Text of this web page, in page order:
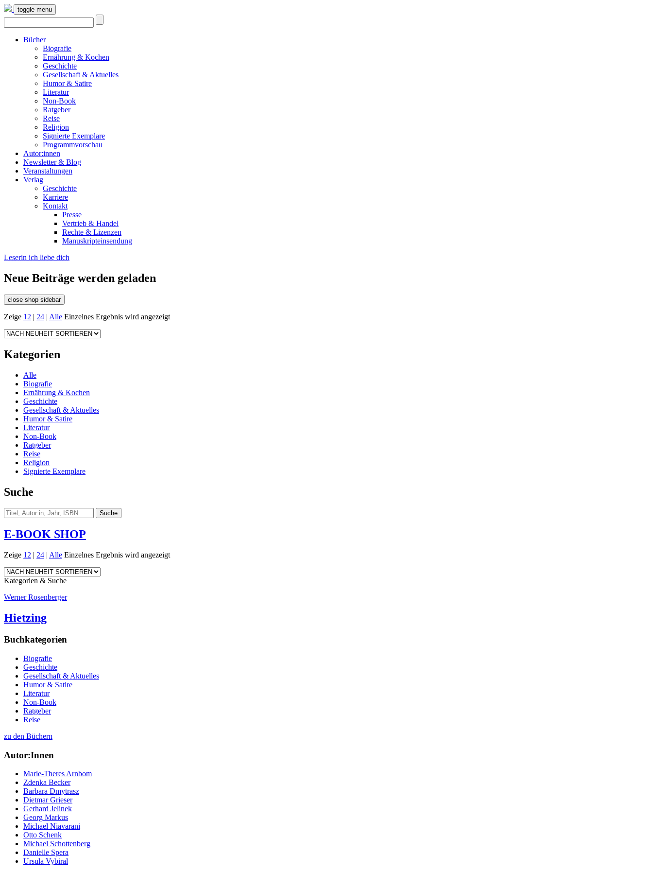
toggle menu
Bücher
Biografie
Ernährung & Kochen
Geschichte
Gesellschaft & Aktuelles
Humor & Satire
Literatur
Non-Book
Ratgeber
Reise
Religion
Signierte Exemplare
Programmvorschau
Autor:innen
Newsletter & Blog
Veranstaltungen
Verlag
Geschichte
Karriere
Kontakt
Presse
Vertrieb & Handel
Rechte & Lizenzen
Manuskripteinsendung
Leserin ich liebe dich
Neue Beiträge werden geladen
close shop sidebar
Zeige 12 | 24 | Alle Einzelnes Ergebnis wird angezeigt
Kategorien
Alle
Biografie
Ernährung & Kochen
Geschichte
Gesellschaft & Aktuelles
Humor & Satire
Literatur
Non-Book
Ratgeber
Reise
Religion
Signierte Exemplare
Suche
E-BOOK SHOP
Zeige 12 | 24 | Alle Einzelnes Ergebnis wird angezeigt
Kategorien & Suche
Werner Rosenberger
Hietzing
Buchkategorien
Biografie
Geschichte
Gesellschaft & Aktuelles
Humor & Satire
Literatur
Non-Book
Ratgeber
Reise
zu den Büchern
Autor:Innen
Marie-Theres Arnbom
Zdenka Becker
Barbara Dmytrasz
Dietmar Grieser
Gerhard Jelinek
Georg Markus
Michael Niavarani
Otto Schenk
Michael Schottenberg
Danielle Spera
Ursula Vybiral